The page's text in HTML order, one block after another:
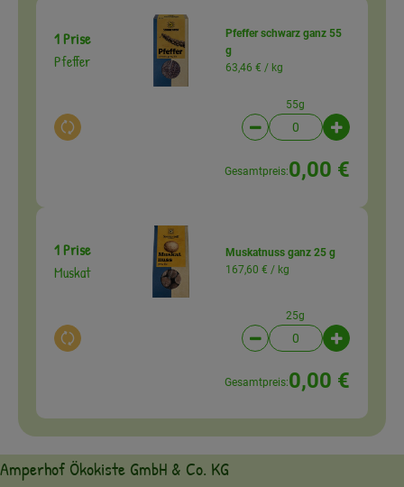
1 Prise
Pfeffer
Auswahl ändern
Pfeffer schwarz ganz 55
g
63,46 € / kg
55g
Artikelanzahl
Gesamtpreis:0,00 €
1 Prise
Muskat
Auswahl ändern
Muskatnuss ganz 25 g
167,60 € / kg
25g
Artikelanzahl
Gesamtpreis:0,00 €
Amperhof Ökokiste GmbH & Co. KG